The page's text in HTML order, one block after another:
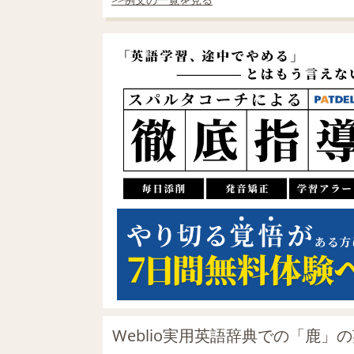
Weblio実用英語辞典での「鹿」